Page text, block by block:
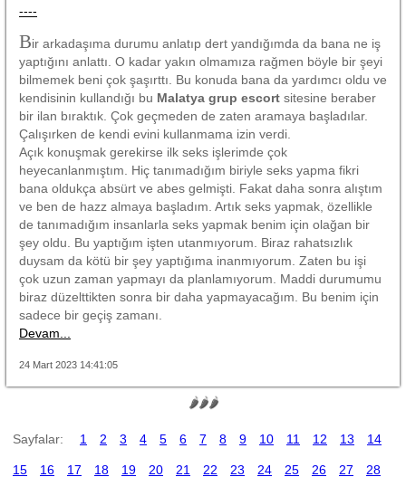
----
Bir arkadaşıma durumu anlatıp dert yandığımda da bana ne iş
yaptığını anlattı. O kadar yakın olmamıza rağmen böyle bir şeyi
bilmemek beni çok şaşırttı. Bu konuda bana da yardımcı oldu ve
kendisinin kullandığı bu Malatya grup escort sitesine beraber
bir ilan bıraktık. Çok geçmeden de zaten aramaya başladılar.
Çalışırken de kendi evini kullanmama izin verdi.
Açık konuşmak gerekirse ilk seks işlerimde çok
heyecanlanmıştım. Hiç tanımadığım biriyle seks yapma fikri
bana oldukça absürt ve abes gelmişti. Fakat daha sonra alıştım
ve ben de hazz almaya başladım. Artık seks yapmak, özellikle
de tanımadığım insanlarla seks yapmak benim için olağan bir
şey oldu. Bu yaptığım işten utanmıyorum. Biraz rahatsızlık
duysam da kötü bir şey yaptığıma inanmıyorum. Zaten bu işi
çok uzun zaman yapmayı da planlamıyorum. Maddi durumumu
biraz düzelttikten sonra bir daha yapmayacağım. Bu benim için
sadece bir geçiş zamanı.
Devam...
24 Mart 2023 14:41:05
🌶🌶🌶
Sayfalar: 1 2 3 4 5 6 7 8 9 10 11 12 13 14
15 16 17 18 19 20 21 22 23 24 25 26 27 28